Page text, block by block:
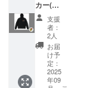
4月
株式会社
キープザ
ビート設立
夏 弘前
カー(プ
ルオー
バー)、
新ス
テッ
カー 、
お礼状
(メー
ル)】 ・
支援
者：
2人
お届
け予
定：
2025
年09